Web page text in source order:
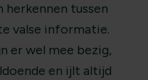
tussen
valse informatie.
er wel mee bezig,
en ijlt altijd